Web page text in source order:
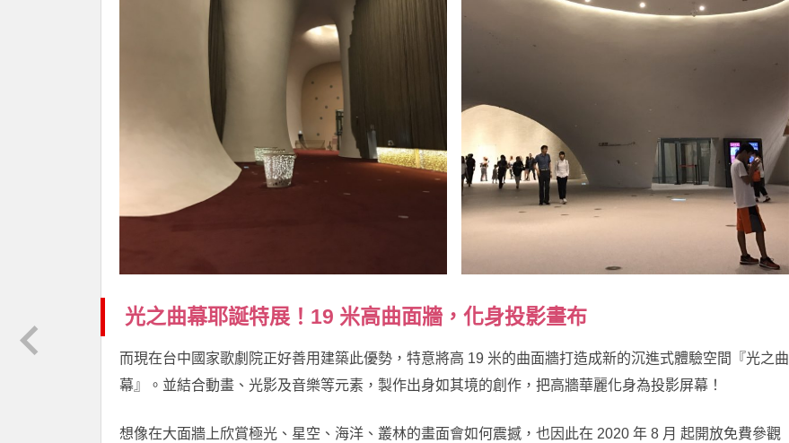
光之曲幕耶誕特展！19 米高曲面牆，化身投影畫布
而現在台中國家歌劇院正好善用建築此優勢，特意將高 19 米的曲面牆打造成新的沉進式體驗空間『光之曲
幕』。並結合動畫、光影及音樂等元素，製作出身如其境的創作，把高牆華麗化身為投影屏幕！
想像在大面牆上欣賞極光、星空、海洋、叢林的畫面會如何震撼，也因此在 2020 年 8 月 起開放免費參觀